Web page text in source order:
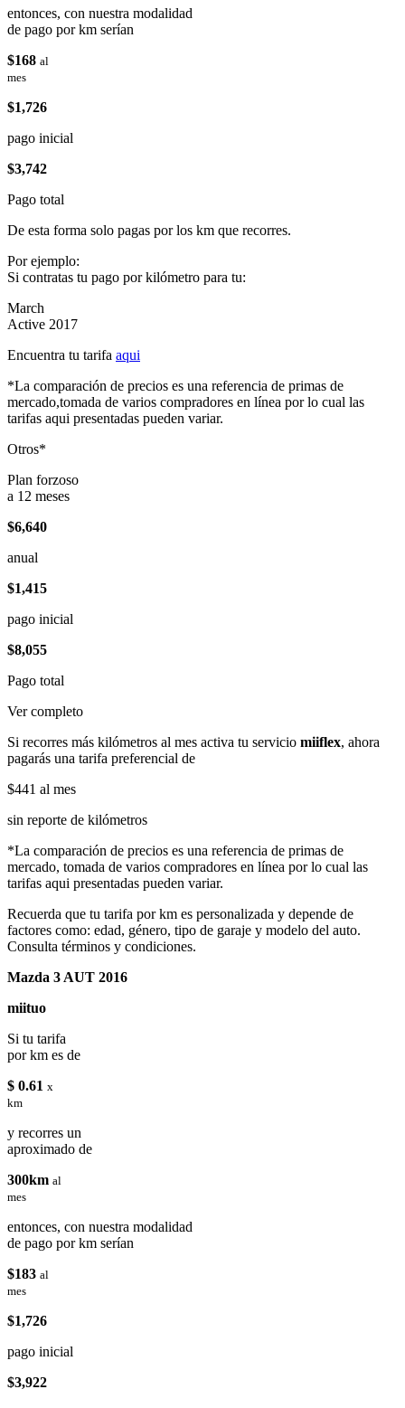
entonces, con nuestra modalidad
de pago por km serían
$168 al
mes
$1,726
pago inicial
$3,742
Pago total
De esta forma solo pagas por los km que recorres.
Por ejemplo:
Si contratas tu pago por kilómetro para tu:
March
Active 2017
Encuentra tu tarifa aqui
*La comparación de precios es una referencia de primas de
mercado,tomada de varios compradores en línea por lo cual las
tarifas aqui presentadas pueden variar.
Otros*
Plan forzoso
a 12 meses
$6,640
anual
$1,415
pago inicial
$8,055
Pago total
Ver completo
Si recorres más kilómetros al mes activa tu servicio miiflex, ahora
pagarás una tarifa preferencial de
$441 al mes
sin reporte de kilómetros
*La comparación de precios es una referencia de primas de
mercado, tomada de varios compradores en línea por lo cual las
tarifas aqui presentadas pueden variar.
Recuerda que tu tarifa por km es personalizada y depende de
factores como: edad, género, tipo de garaje y modelo del auto.
Consulta términos y condiciones.
Mazda 3 AUT 2016
miituo
Si tu tarifa
por km es de
$ 0.61 x
km
y recorres un
aproximado de
300km al
mes
entonces, con nuestra modalidad
de pago por km serían
$183 al
mes
$1,726
pago inicial
$3,922